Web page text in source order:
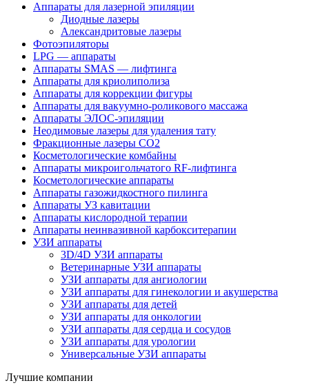
Аппараты для лазерной эпиляции
Диодные лазеры
Александритовые лазеры
Фотоэпиляторы
LPG — аппараты
Аппараты SMAS — лифтинга
Аппараты для криолиполиза
Аппараты для коррекции фигуры
Аппараты для вакуумно-роликового массажа
Аппараты ЭЛОС-эпиляции
Неодимовые лазеры для удаления тату
Фракционные лазеры CO2
Косметологические комбайны
Аппараты микроигольчатого RF-лифтинга
Косметологические аппараты
Аппараты газожидкостного пилинга
Аппараты УЗ кавитации
Аппараты кислородной терапии
Аппараты неинвазивной карбокситерапии
УЗИ аппараты
3D/4D УЗИ аппараты
Ветеринарные УЗИ аппараты
УЗИ аппараты для ангиологии
УЗИ аппараты для гинекологии и акушерства
УЗИ аппараты для детей
УЗИ аппараты для онкологии
УЗИ аппараты для сердца и сосудов
УЗИ аппараты для урологии
Универсальные УЗИ аппараты
Лучшие компании